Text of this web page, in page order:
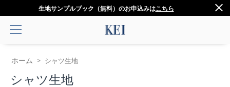
生地サンプルブック（無料）のお申込みはこちら
ホーム > シャツ生地
シャツ生地